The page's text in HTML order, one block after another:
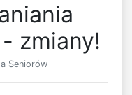
zmiany!
Seniorów